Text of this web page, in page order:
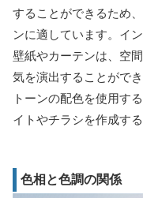
することができるため
ンに適しています。イ
壁紙やカーテンは、空
気を演出することがで
トーンの配色を使用す
イトやチラシを作成す
色相と色調の関係